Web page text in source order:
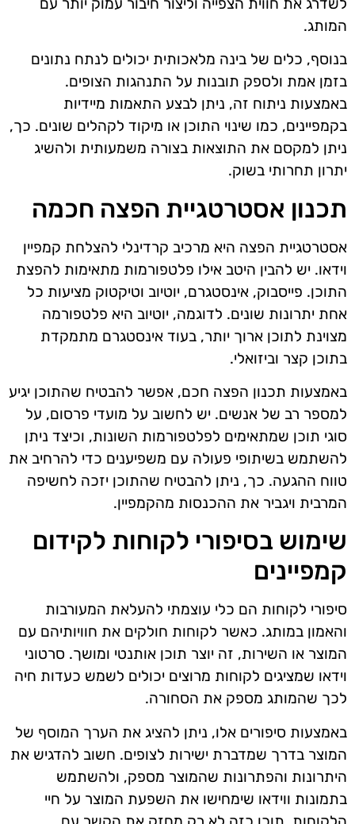
המותג.
בנוסף, כלים של בינה מלאכותית יכולים לנתח נתונים
בזמן אמת ולספק תובנות על התנהגות הצופים.
באמצעות ניתוח זה, ניתן לבצע התאמות מיידיות
בקמפיינים, כמו שינוי התוכן או מיקוד לקהלים שונים. כך,
ניתן למקסם את התוצאות בצורה משמעותית ולהשיג
יתרון תחרותי בשוק.
תכנון אסטרטגיית הפצה חכמה
אסטרטגיית הפצה היא מרכיב קרדינלי להצלחת קמפיין
וידאו. יש להבין היטב אילו פלטפורמות מתאימות להפצת
התוכן. פייסבוק, אינסטגרם, יוטיוב וטיקטוק מציעות כל
אחת יתרונות שונים. לדוגמה, יוטיוב היא פלטפורמה
מצוינת לתוכן ארוך יותר, בעוד אינסטגרם מתמקדת
בתוכן קצר וביזואלי.
באמצעות תכנון הפצה חכם, אפשר להבטיח שהתוכן יגיע
למספר רב של אנשים. יש לחשוב על מועדי פרסום, על
סוגי תוכן שמתאימים לפלטפורמות השונות, וכיצד ניתן
להשתמש בשיתופי פעולה עם משפיענים כדי להרחיב את
טווח ההגעה. כך, ניתן להבטיח שהתוכן יזכה לחשיפה
המרבית ויגביר את ההכנסות מהקמפיין.
שימוש בסיפורי לקוחות לקידום
קמפיינים
סיפורי לקוחות הם כלי עוצמתי להעלאת המעורבות
והאמון במותג. כאשר לקוחות חולקים את חוויותיהם עם
המוצר או השירות, זה יוצר תוכן אותנטי ומושך. סרטוני
וידאו שמציגים לקוחות מרוצים יכולים לשמש כעדות חיה
לכך שהמותג מספק את הסחורה.
באמצעות סיפורים אלו, ניתן להציג את הערך המוסף של
המוצר בדרך שמדברת ישירות לצופים. חשוב להדגיש את
היתרונות והפתרונות שהמוצר מספק, ולהשתמש
בתמונות ווידאו שימחישו את השפעת המוצר על חיי